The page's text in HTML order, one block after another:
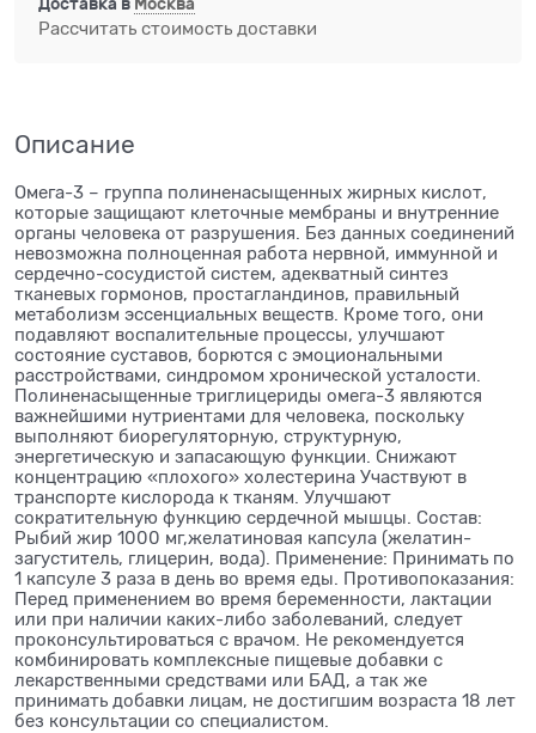
Доставка в Москва
Рассчитать стоимость доставки
Описание
Омега-3 – группа полиненасыщенных жирных кислот,
которые защищают клеточные мембраны и внутренние
органы человека от разрушения. Без данных соединений
невозможна полноценная работа нервной, иммунной и
сердечно-сосудистой систем, адекватный синтез
тканевых гормонов, простагландинов, правильный
метаболизм эссенциальных веществ. Кроме того, они
подавляют воспалительные процессы, улучшают
состояние суставов, борются с эмоциональными
расстройствами, синдромом хронической усталости.
Полиненасыщенные триглицериды омега-3 являются
важнейшими нутриентами для человека, поскольку
выполняют биорегуляторную, структурную,
энергетическую и запасающую функции. Снижают
концентрацию «плохого» холестерина Участвуют в
транспорте кислорода к тканям. Улучшают
сократительную функцию сердечной мышцы. Состав:
Рыбий жир 1000 мг,желатиновая капсула (желатин-
загуститель, глицерин, вода). Применение: Принимать по
1 капсуле 3 раза в день во время еды. Противопоказания:
Перед применением во время беременности, лактации
или при наличии каких-либо заболеваний, следует
проконсультироваться с врачом. Не рекомендуется
комбинировать комплексные пищевые добавки с
лекарственными средствами или БАД, а так же
принимать добавки лицам, не достигшим возраста 18 лет
без консультации со специалистом.